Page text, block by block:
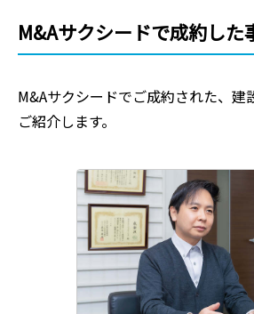
M&Aサクシードで成約した
M&Aサクシードでご成約された、 建
ご紹介します。